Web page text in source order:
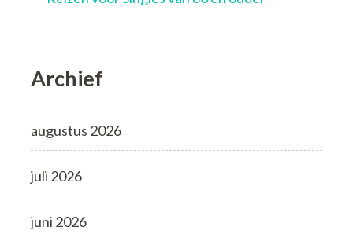
Archief
augustus 2026
juli 2026
juni 2026